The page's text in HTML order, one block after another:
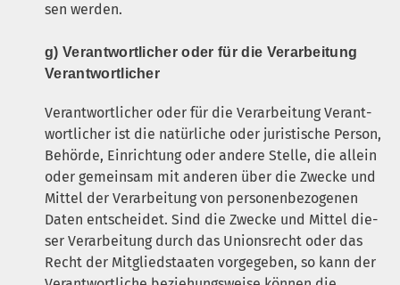
sen werden.
g) Ver­ant­wort­li­cher oder für die Ver­ar­bei­tung
Verantwortlicher
Ver­ant­wort­li­cher oder für die Ver­ar­bei­tung Ver­ant­
wort­li­cher ist die natür­li­che oder juris­ti­sche Per­son,
Behör­de, Ein­rich­tung oder ande­re Stel­le, die allein
oder gemein­sam mit ande­ren über die Zwe­cke und
Mit­tel der Ver­ar­bei­tung von per­so­nen­be­zo­ge­nen
Daten ent­schei­det. Sind die Zwe­cke und Mit­tel die­
ser Ver­ar­bei­tung durch das Uni­ons­recht oder das
Recht der Mit­glied­staa­ten vor­ge­ge­ben, so kann der